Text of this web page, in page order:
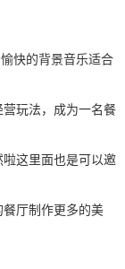
快的背景音乐适合
玩法，成为一名餐
这里面也是可以邀
厅制作更多的美